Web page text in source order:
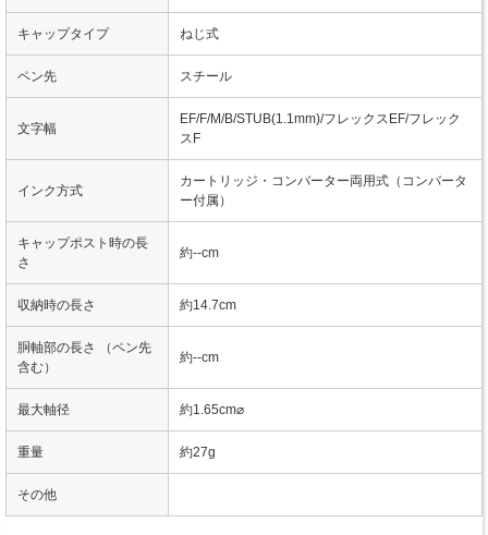
キャップタイプ ねじ式
ペン先 スチール
文字幅
EF/F/M/B/STUB(1.1mm)/フレックスEF/フレック
スF
インク方式
カートリッジ・コンバーター両用式（コンバータ
ー付属）
キャップポスト時の長
さ
約--cm
収納時の長さ 約14.7cm
胴軸部の長さ （ペン先
含む）
約--cm
最大軸径 約1.65cm⌀
重量 約27g
その他